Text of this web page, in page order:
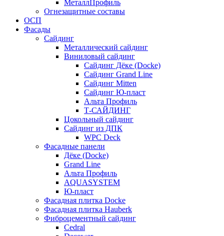
МеталлПрофиль
Огнезащитные составы
ОСП
Фасады
Сайдинг
Металлический сайдинг
Виниловый сайдинг
Сайдинг Дёке (Docke)
Сайдинг Grand Line
Сайдинг Mitten
Сайдинг Ю-пласт
Альта Профиль
Т-САЙДИНГ
Цокольный сайдинг
Сайдинг из ДПК
WPC Deck
Фасадные панели
Дёке (Docke)
Grand Line
Альта Профиль
AQUASYSTEM
Ю-пласт
Фасадная плитка Docke
Фасадная плитка Hauberk
Фиброцементный сайдинг
Cedral